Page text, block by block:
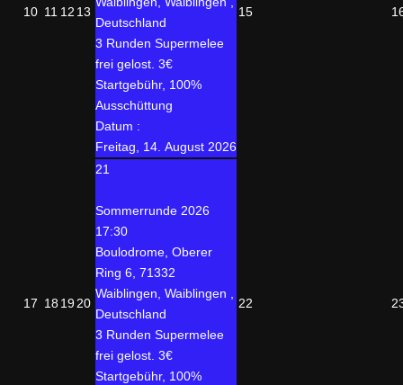
10 11 12 13
Deutschland
3 Runden Supermelee
frei gelost. 3€
Startgebühr, 100%
Ausschüttung
Datum :
Freitag, 14. August 2026
15
17 18 1920
21
Sommerrunde 2026
17:30
Boulodrome, Oberer
Ring 6, 71332
Waiblingen, Waiblingen ,
Deutschland
3 Runden Supermelee
frei gelost. 3€
Startgebühr, 100%
22